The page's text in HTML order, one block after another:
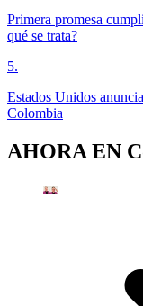
Primera promesa
qué se trata?
5.
Estados Unidos
Colombia
AHORA EN